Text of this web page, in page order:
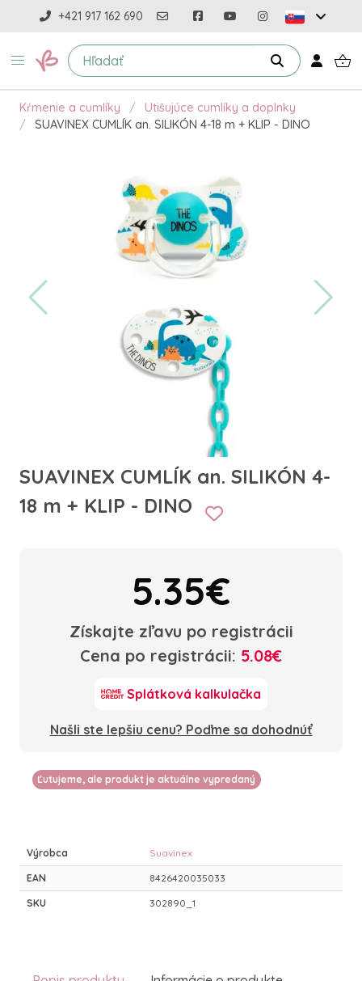
+421 917 162 690
Kŕmenie a cumlíky
Utišujúce cumlíky a doplnky
SUAVINEX CUMLÍK an. SILIKÓN 4-18 m + KLIP - DINO
SUAVINEX CUMLÍK an. SILIKÓN 4-
18 m + KLIP - DINO
5.35€
Získajte zľavu po registrácii
Cena po registrácii: 5.08€
Splátková kalkulačka
Našli ste lepšiu cenu? Poďme sa dohodnúť
Ľutujeme, ale produkt je aktuálne vypredaný
Výrobca Suavinex
EAN 8426420035033
SKU 302890_1